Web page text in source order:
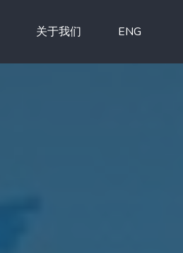
关于我们 ENG